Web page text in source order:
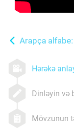
Arapça
Hərəkə
Dinləyin və
Mövzunun